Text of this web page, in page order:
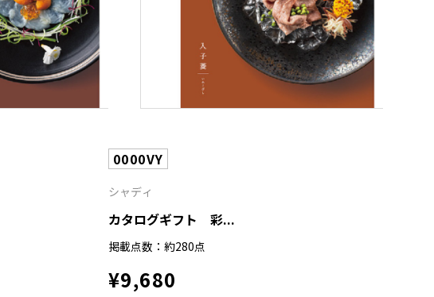
0000VY
シャディ
カタログギフト 彩...
掲載点数：約280点
¥9,680